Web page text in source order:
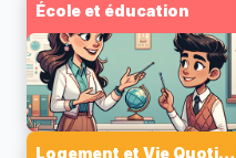
École et éducation
Logement et Vie Quotidienne